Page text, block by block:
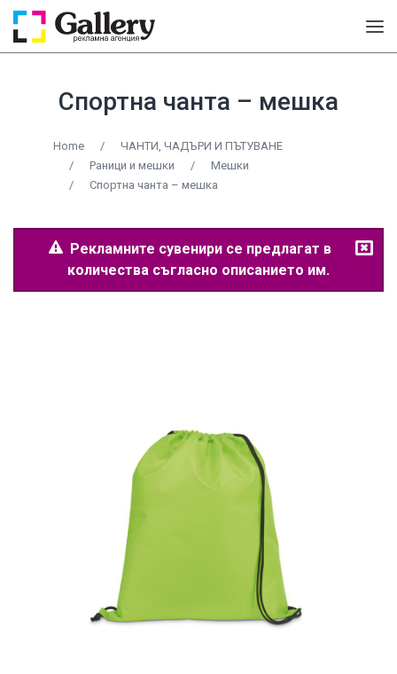
Спортна чанта – мешка
Home /
ЧАНТИ, ЧАДЪРИ И ПЪТУВАНЕ
/
Раници и мешки /
Мешки
/
Спортна чанта – мешка
Рекламните сувенири се предлагат в
количества съгласно описанието им.